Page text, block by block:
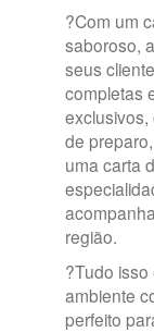
?Com um
saboroso,
seus
completas
de
uma carta
região.
?Tudo
ambiente
perfeito